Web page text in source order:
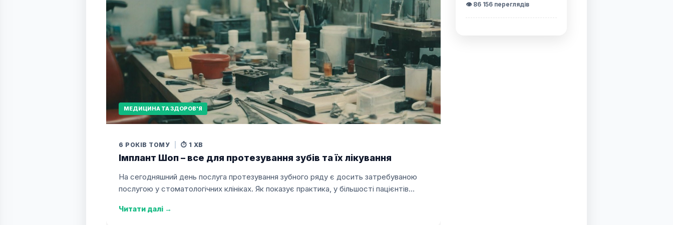
МЕДИЦИНА ТА ЗДОРОВ'Я
6 РОКІВ ТОМУ ⏱️ 1 ХВ
Імплант Шоп – все для протезування зубів та їх лікування
На сегодняшний день послуга протезування зубного ряду є досить затребуваною
послугою у стоматологічних клініках. Як показує практика, у більшості пацієнтів…
Читати далі →
👁️ 86 156 переглядів